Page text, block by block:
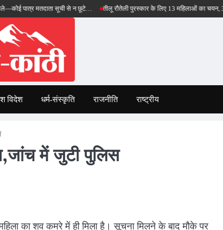
मतदाता सूची से न छूटे… तीलू रौतेली पुरस्कार के लिए 13 महिलाओं का चयन, 35 आंगनबाड़ी
विदेश धर्म-संस्कृति राजनीति राष्ट्रीय
में जुटी पुलिस
का शव कमरे में ही मिला है। सूचना मिलने के बाद मौके पर